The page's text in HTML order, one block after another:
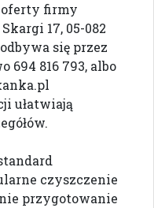
oferty firmy
17, 05-082
się przez
694 816 793, albo
ułatwiają
czyszczenie
przygotowanie